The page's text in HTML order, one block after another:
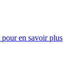
pour en savoir plus